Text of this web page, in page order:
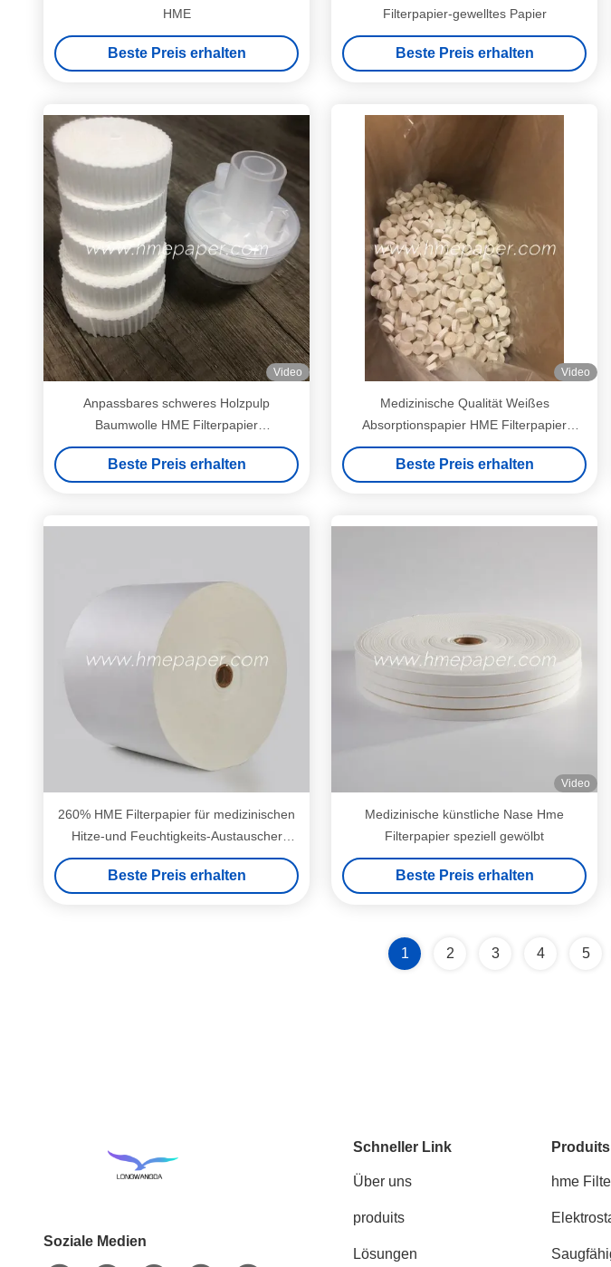
HME
Beste Preis erhalten
Filterpapier-gewelltes Papier
Beste Preis erhalten
Video
Anpassbares schweres Holzpulp
Baumwolle HME Filterpapier
Medizininstrument Material
Beste Preis erhalten
Video
Medizinische Qualität Weißes
Absorptionspapier HME Filterpapier
Holzzzellstoff 90g/m2 GB/T18830-2009
MSDS
Beste Preis erhalten
260% HME Filterpapier für medizinischen
Hitze-und Feuchtigkeits-Austauscher
Hme-Filter für Erwachsenen
Beste Preis erhalten
Video
Medizinische künstliche Nase Hme
Filterpapier speziell gewölbt
Beste Preis erhalten
1 2 3 4 5
Soziale Medien
Schneller Link
Über uns
produits
Lösungen
Produits
hme